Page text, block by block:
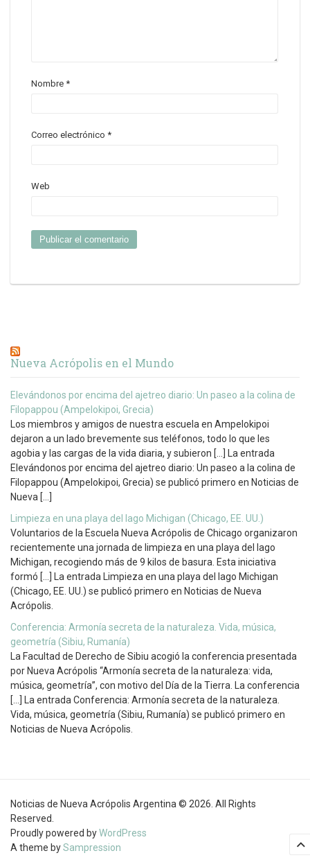
Nombre *
Correo electrónico *
Web
Nueva Acrópolis en el Mundo
Elevándonos por encima del ajetreo diario: Un paseo a la colina de
Filopappou (Ampelokipoi, Grecia)
Los miembros y amigos de nuestra escuela en Ampelokipoi
dejaron a un lado brevemente sus teléfonos, todo lo que les
agobia y las cargas de la vida diaria, y subieron […] La entrada
Elevándonos por encima del ajetreo diario: Un paseo a la colina de
Filopappou (Ampelokipoi, Grecia) se publicó primero en Noticias de
Nueva […]
Limpieza en una playa del lago Michigan (Chicago, EE. UU.)
Voluntarios de la Escuela Nueva Acrópolis de Chicago organizaron
recientemente una jornada de limpieza en una playa del lago
Michigan, recogiendo más de 9 kilos de basura. Esta iniciativa
formó […] La entrada Limpieza en una playa del lago Michigan
(Chicago, EE. UU.) se publicó primero en Noticias de Nueva
Acrópolis.
Conferencia: Armonía secreta de la naturaleza. Vida, música,
geometría (Sibiu, Rumanía)
La Facultad de Derecho de Sibiu acogió la conferencia presentada
por Nueva Acrópolis “Armonía secreta de la naturaleza: vida,
música, geometría”, con motivo del Día de la Tierra. La conferencia
[…] La entrada Conferencia: Armonía secreta de la naturaleza.
Vida, música, geometría (Sibiu, Rumanía) se publicó primero en
Noticias de Nueva Acrópolis.
Noticias de Nueva Acrópolis Argentina © 2026. All Rights
Reserved.
Proudly powered byWordPress
A theme bySampression